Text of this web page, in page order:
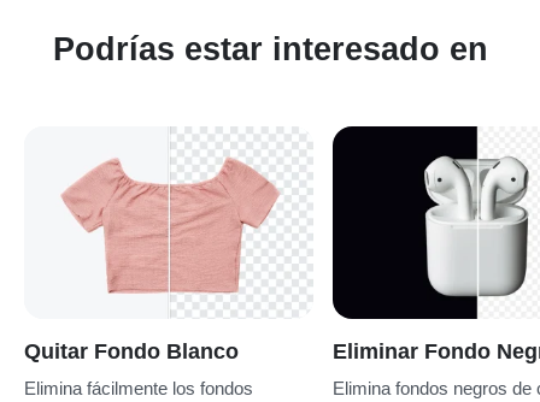
Podrías estar interesado en
Quitar Fondo Blanco
Elimina fácilmente los fondos
Eliminar Fondo
Elimina fondos negros de